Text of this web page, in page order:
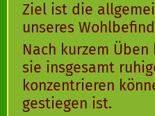
Ziel ist die
unseres
Nach kurzem
sie insgesamt
konzentrieren
gestiegen ist.